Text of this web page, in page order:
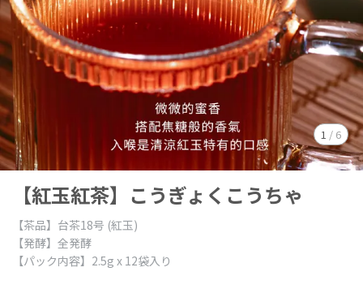
1 / 6
【紅玉紅茶】こうぎょくこうちゃ
【茶品】台茶18号 (紅玉)
【発酵】全発酵
【パック内容】2.5g x 12袋入り